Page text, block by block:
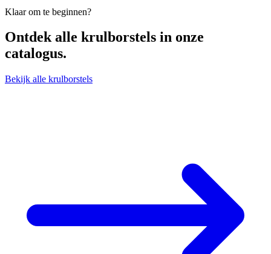
Klaar om te beginnen?
Ontdek alle krulborstels in onze
catalogus.
Bekijk alle krulborstels